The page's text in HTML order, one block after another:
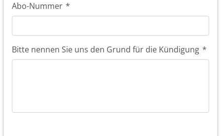
Abo-Nummer *
Bitte nennen Sie uns den Grund für die Kündigung *